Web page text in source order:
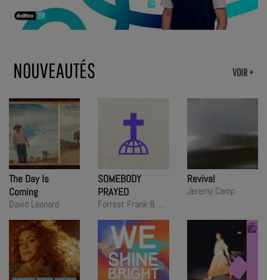
VOIR +
NOUVEAUTÉS
The Day Is
Coming
David Leonard
SOMEBODY
PRAYED
Forrest Frank & Tate Butts
Revival
Jeremy Camp